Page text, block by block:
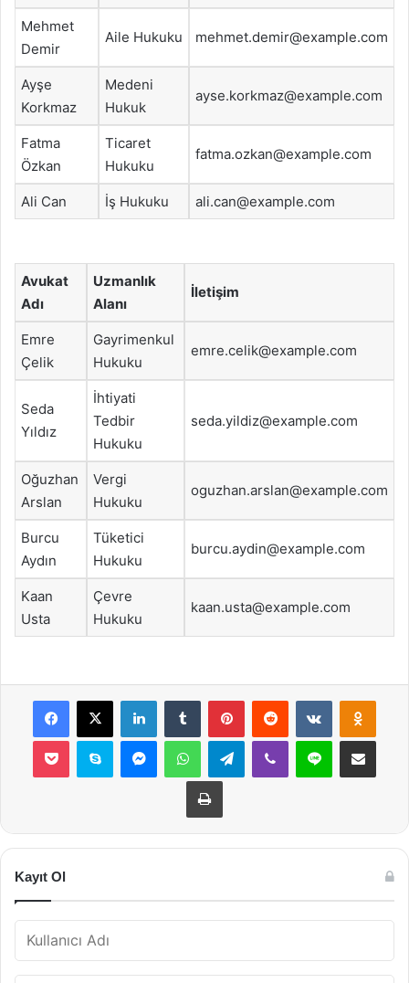
Mehmet
Demir
Aile Hukuku mehmet.demir@example.com
Ayşe
Korkmaz
Medeni
Hukuk
ayse.korkmaz@example.com
Fatma
Özkan
Ticaret
Hukuku
fatma.ozkan@example.com
Ali Can İş Hukuku ali.can@example.com
Avukat
Adı
Uzmanlık
Alanı
İletişim
Emre
Çelik
Gayrimenkul
Hukuku
emre.celik@example.com
Seda
Yıldız
İhtiyati
Tedbir
Hukuku
seda.yildiz@example.com
Oğuzhan
Arslan
Vergi
Hukuku
oguzhan.arslan@example.com
Burcu
Aydın
Tüketici
Hukuku
burcu.aydin@example.com
Kaan
Usta
Çevre
Hukuku
kaan.usta@example.com
Facebook
X LinkedInTumblr PinterestReddit VKontakte
Pocket Skype MessengerWhatsAppTelegramViber Line E-Posta ile
Yazdır
Kayıt Ol